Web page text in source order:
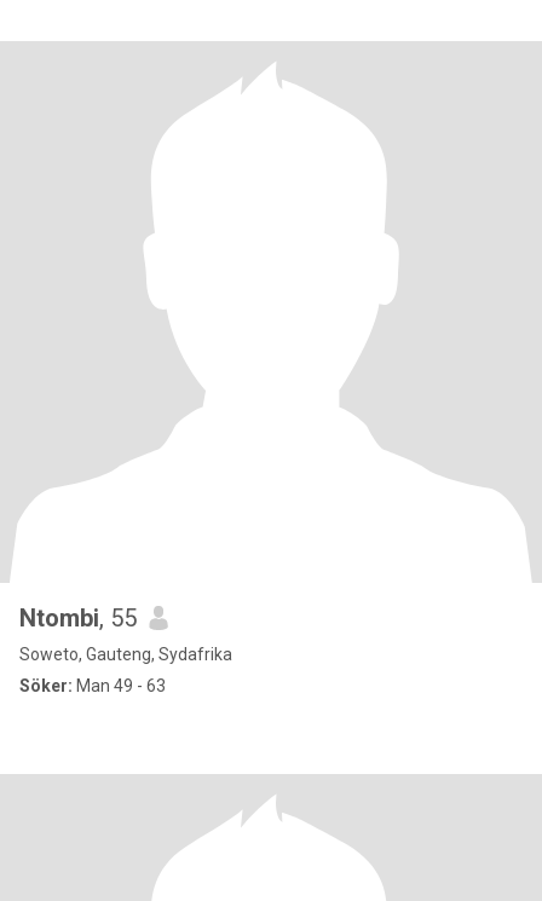
Ntombi, 55
Soweto, Gauteng, Sydafrika
Söker: Man 49 - 63